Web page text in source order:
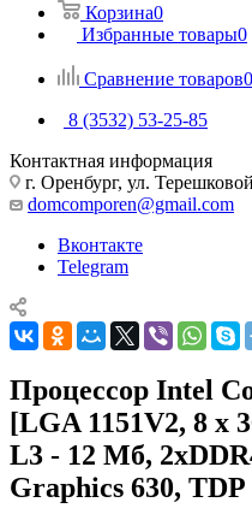
Корзина0
Избранные товары0
Сравнение товаров0
8 (3532) 53-25-85
Контактная информация
г. Оренбург, ул.
domcomporen@gmail.com
Вконтакте
Telegram
Процессор Intel
[LGA 1151V2, 8 x
L3 - 12 Мб,
Graphics 630, TDP